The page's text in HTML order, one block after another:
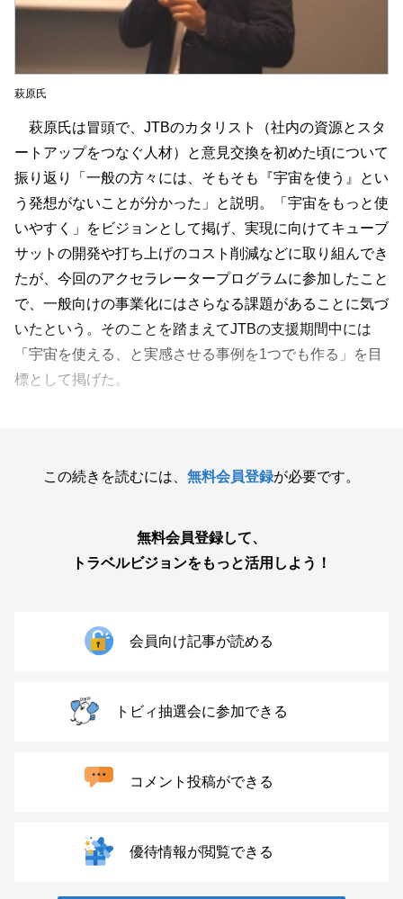
萩原氏
萩原氏は冒頭で、JTBのカタリスト（社内の資源とスタ
ートアップをつなぐ人材）と意見交換を初めた頃について
振り返り「一般の方々には、そもそも『宇宙を使う』とい
う発想がないことが分かった」と説明。「宇宙をもっと使
いやすく」をビジョンとして掲げ、実現に向けてキューブ
サットの開発や打ち上げのコスト削減などに取り組んでき
たが、今回のアクセラレータープログラムに参加したこと
で、一般向けの事業化にはさらなる課題があることに気づ
いたという。そのことを踏まえてJTBの支援期間中には
「宇宙を使える、と実感させる事例を1つでも作る」を目
標として掲げた。
この続きを読むには、 無料会員登録が必要です。
無料会員登録して、
トラベルビジョンをもっと活用しよう！
会員向け記事が読める
トビィ抽選会に参加できる
コメント投稿ができる
優待情報が閲覧できる